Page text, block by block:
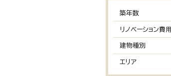
築年数
リノベーション費用
建物種別
エリア